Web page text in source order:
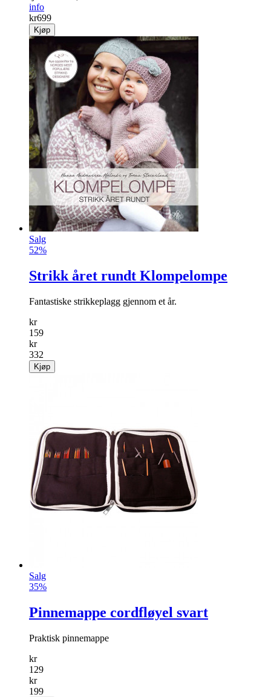
info
kr699
Kjøp
Salg
52%
Strikk året rundt Klompelompe
Fantastiske strikkeplagg gjennom et år.
kr
159
kr
332
Kjøp
Salg
35%
Pinnemappe cordfløyel svart
Praktisk pinnemappe
kr
129
kr
199